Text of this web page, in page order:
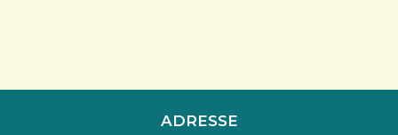
ADRESSE